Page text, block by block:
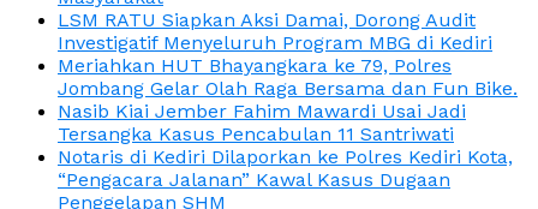
LSM RATU Siapkan Aksi Damai, Dorong Audit
Investigatif Menyeluruh Program MBG di Kediri
Meriahkan HUT Bhayangkara ke 79, Polres
Jombang Gelar Olah Raga Bersama dan Fun Bike.
Nasib Kiai Jember Fahim Mawardi Usai Jadi
Tersangka Kasus Pencabulan 11 Santriwati
Notaris di Kediri Dilaporkan ke Polres Kediri Kota,
“Pengacara Jalanan” Kawal Kasus Dugaan
Penggelapan SHM